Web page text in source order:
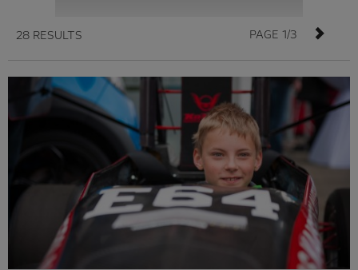
28 RESULTS PAGE 1/3